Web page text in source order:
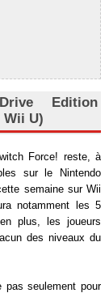
Edition
Wii U)
Force! reste, à
sur le Nintendo
semaine sur Wii
notamment les 5
plus, les joueurs
des niveaux du
seulement pour